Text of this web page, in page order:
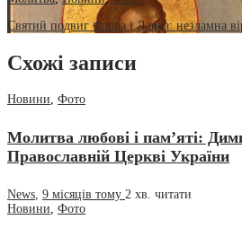
Святий подвиг Флора і Лавра: незламна
Схожі записи
Новини, Фото
Молитва любові і пам’яті:
Православній Церкві України
News, 9 місяців тому 2 хв. читати
Новини, Фото